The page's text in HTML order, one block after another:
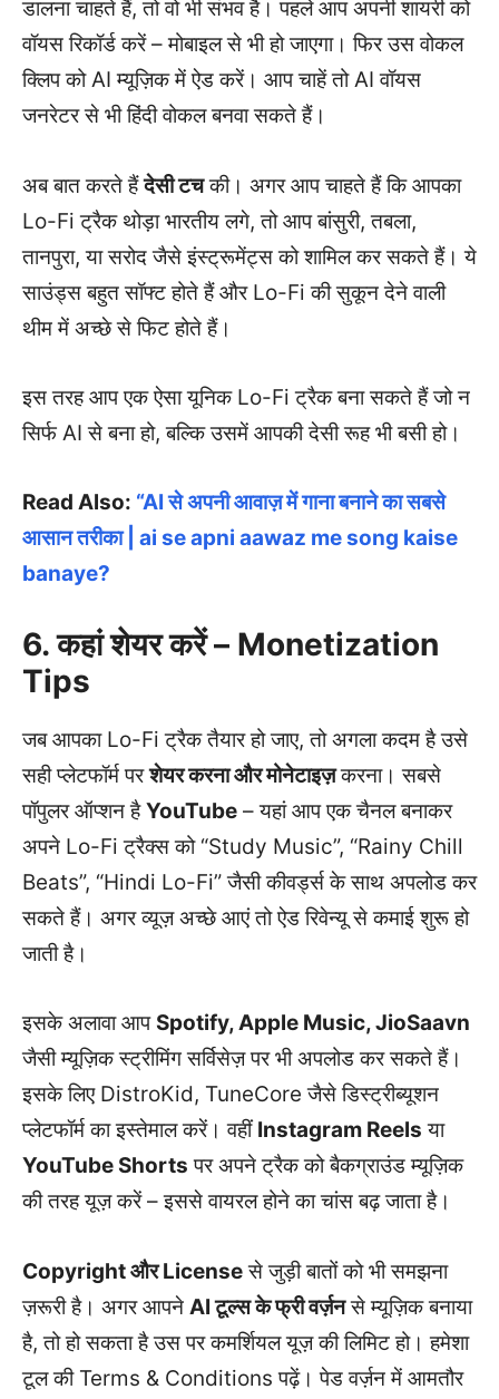
डालना चाहते हैं, तो वो भी संभव है। पहले आप अपनी शायरी को
वॉयस रिकॉर्ड करें – मोबाइल से भी हो जाएगा। फिर उस वोकल
क्लिप को AI म्यूज़िक में ऐड करें। आप चाहें तो AI वॉयस
जनरेटर से भी हिंदी वोकल बनवा सकते हैं।
अब बात करते हैंदेसी टचकी। अगर आप चाहते हैं कि आपका
Lo-Fi ट्रैक थोड़ा भारतीय लगे, तो आप बांसुरी, तबला,
तानपुरा, या सरोद जैसे इंस्ट्रूमेंट्स को शामिल कर सकते हैं। ये
साउंड्स बहुत सॉफ्ट होते हैं और Lo-Fi की सुकून देने वाली
थीम में अच्छे से फिट होते हैं।
इस तरह आप एक ऐसा यूनिक Lo-Fi ट्रैक बना सकते हैं जो न
सिर्फ AI से बना हो, बल्कि उसमें आपकी देसी रूह भी बसी हो।
Read Also: “AI से अपनी आवाज़ में गाना बनाने का सबसे
आसान तरीका | ai se apni aawaz me song kaise
banaye?
6. कहां शेयर करें – Monetization
Tips
जब आपका Lo-Fi ट्रैक तैयार हो जाए, तो अगला कदम है उसे
सही प्लेटफॉर्म परशेयर करना और मोनेटाइज़करना। सबसे
पॉपुलर ऑप्शन हैYouTube – यहां आप एक चैनल बनाकर
अपने Lo-Fi ट्रैक्स को “Study Music”, “Rainy Chill
Beats”, “Hindi Lo-Fi” जैसी कीवर्ड्स के साथ अपलोड कर
सकते हैं। अगर व्यूज़ अच्छे आएं तो ऐड रिवेन्यू से कमाई शुरू हो
जाती है।
इसके अलावा आप Spotify, Apple Music, JioSaavn
जैसी म्यूज़िक स्ट्रीमिंग सर्विसेज़ पर भी अपलोड कर सकते हैं।
इसके लिए DistroKid, TuneCore जैसे डिस्ट्रीब्यूशन
प्लेटफॉर्म का इस्तेमाल करें। वहींInstagram Reels या
YouTube Shorts पर अपने ट्रैक को बैकग्राउंड म्यूज़िक
की तरह यूज़ करें – इससे वायरल होने का चांस बढ़ जाता है।
Copyright और Licenseसे जुड़ी बातों को भी समझना
ज़रूरी है। अगर आपने AI टूल्स के फ्री वर्ज़नसे म्यूज़िक बनाया
है, तो हो सकता है उस पर कमर्शियल यूज़ की लिमिट हो। हमेशा
टूल की Terms & Conditions पढ़ें। पेड वर्ज़न में आमतौर